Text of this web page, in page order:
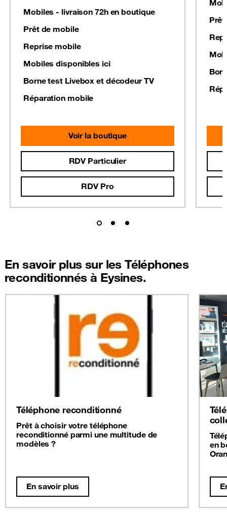
Mobiles - livraison 72h en boutique
Prêt de mobile
Reprise mobile
Mobiles disponibles ici
Borne test Livebox et décodeur TV
Réparation mobile
Voir la boutique
RDV Particulier
RDV Pro
En savoir plus sur les Téléphones
reconditionnés à Eysines.
Téléphone reconditionné
Prêt à choisir votre téléphone
reconditionné parmi une multitude de
modèles ?
En savoir plus
en